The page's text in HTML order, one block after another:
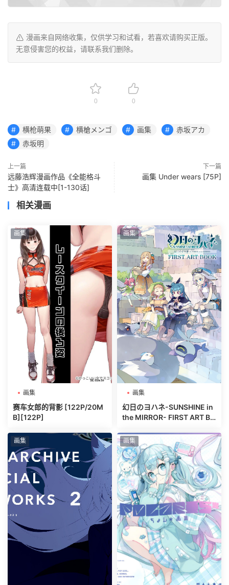
漫画来自网络收集，仅供学习和试看，若喜欢请购买正版。
无意侵害您的权益，请联系我们删除。
0 0
横枪萌果 横槍メンゴ 画集
赤坂アカ
赤坂明
上一篇
远藤浩辉漫画作品《全能格斗
士》高清连载中[1-130话]
下一篇
画集 Under wears [75P]
相关漫画
画集
画集
赛车女郎的背影 [122P/20M
B][122P]
画集
画集
幻日のヨハネ-SUNSHINE in
the MIRROR- FIRST ART BO
画集 画集